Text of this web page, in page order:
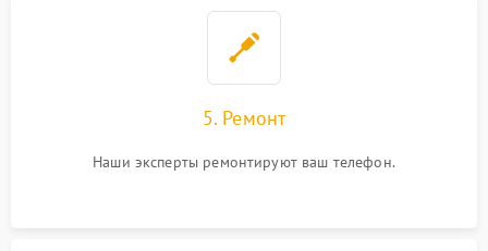
5. Ремонт
Наши эксперты ремонтируют ваш телефон.